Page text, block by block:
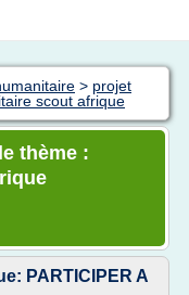
> projet
scout afrique
thème :
PARTICIPER A